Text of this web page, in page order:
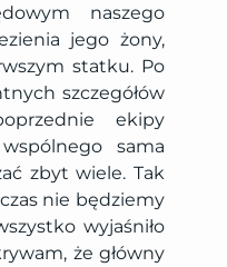
naszego
jego żony,
statku. Po
szczegółów
ekipy
sama
zbyt wiele. Tak
nie będziemy
wyjaśniło
że główny